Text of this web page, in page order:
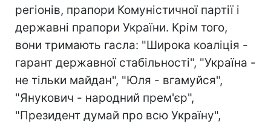
регіонів, прапори Комуністичної партії і
державні прапори України. Крім того,
вони тримають гасла: "Широка коаліція -
гарант державної стабільності", "Україна -
не тільки майдан", "Юля - вгамуйся",
"Янукович - народний прем'єр",
"Президент думай про всю Україну",